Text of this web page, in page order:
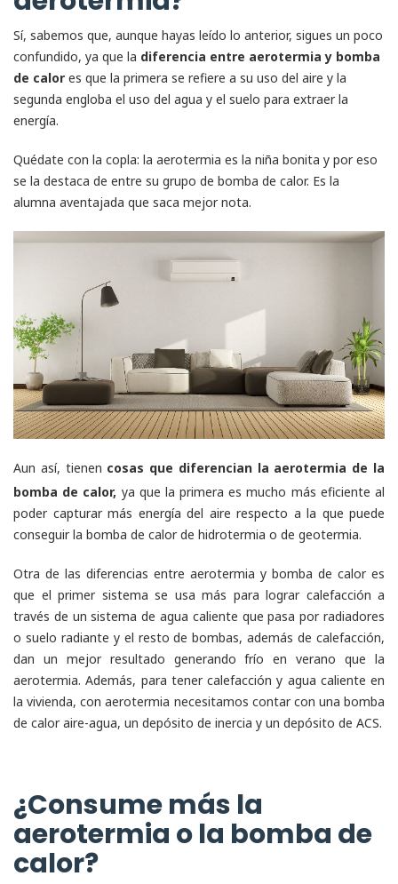
Sí, sabemos que, aunque hayas leído lo anterior, sigues un poco
confundido, ya que la diferencia entre aerotermia y bomba
de calor es que la primera se refiere a su uso del aire y la
segunda engloba el uso del agua y el suelo para extraer la
energía.
Quédate con la copla: la aerotermia es la niña bonita y por eso
se la destaca de entre su grupo de bomba de calor. Es la
alumna aventajada que saca mejor nota.
Aun así, tienen cosas que diferencian la aerotermia de la
bomba de calor, ya que la primera es mucho más eficiente al
poder capturar más energía del aire respecto a la que puede
conseguir la bomba de calor de hidrotermia o de geotermia.
Otra de las diferencias entre aerotermia y bomba de calor es
que el primer sistema se usa más para lograr calefacción a
través de un sistema de agua caliente que pasa por radiadores
o suelo radiante y el resto de bombas, además de calefacción,
dan un mejor resultado generando frío en verano que la
aerotermia. Además, para tener calefacción y agua caliente en
la vivienda, con aerotermia necesitamos contar con una bomba
de calor aire-agua, un depósito de inercia y un depósito de ACS.
¿Consume más la
aerotermia o la bomba de
calor?